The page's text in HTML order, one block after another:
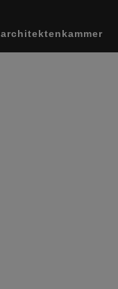
architektenkammer